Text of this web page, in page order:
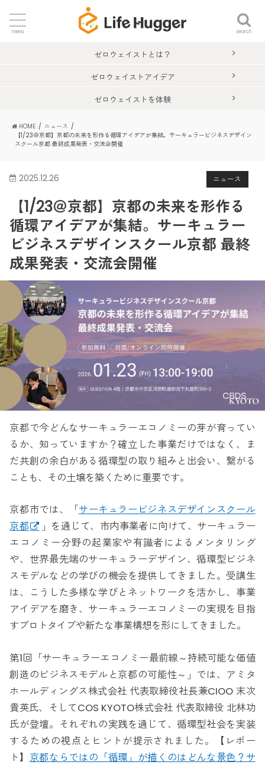
search
menu
ゼロウェイストとは？
ゼロウェイストアイデア
ゼロウェイストを体験
HOME
ニュース
【1/23＠京都】京都の未来を形作る循環アイデアが集結。サーキュラービジネスデザイン
スクール京都 最終成果発表・交流会開催
ニュース
2025.12.26
【1/23＠京都】京都の未来を形作る
循環アイデアが集結。サーキュラー
ビジネスデザインスクール京都 最終
成果発表・交流会開催
京都で今どんなサーキュラーエコノミーの芽が育ってい
るか、知っていますか？確立した事業だけではなく、ま
だ共創の余白がある循環型の取り組みと出会い、繋がる
ことも、その土壌を築くために重要です。
京都市では、「サーキュラービジネスデザインスクール
京都
」を通じて、市内事業者に向けて、サーキュラー
エコノミー分野の起業家や有識者によるメンタリング
や、世界最先端のサーキュラーデザイン、循環型ビジネ
スモデルなどの学びの機会を提供してきました。受講生
は、こうした多様な学びとネットワークを活かし、事業
アイデアを磨き、サーキュラーエコノミーの実現を目指
すプロトタイプや新たな事業構想を形にしてきました。
第1回「サーキュラーエコノミー最前線～持続可能な価値
創造のビジネスモデルと京都の可能性～」では、アミタ
ホールディングス株式会社 代表取締役社長兼CIOO 末次
貴英氏、そしてCOS KYOTO株式会社 代表取締役 北林功
氏が登壇。それぞれの実践を通じて、循環型社会を実装
するための視点とヒントが提示されました。【レポー
ト】 京都ならではの「循環」が描くのはどんな景色？サ